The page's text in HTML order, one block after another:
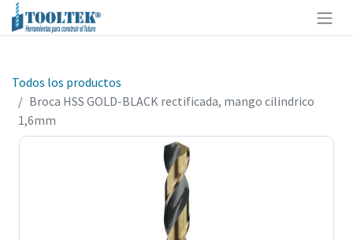
Todos los productos
Broca HSS GOLD-BLACK rectificada, mango cilindrico
1,6mm